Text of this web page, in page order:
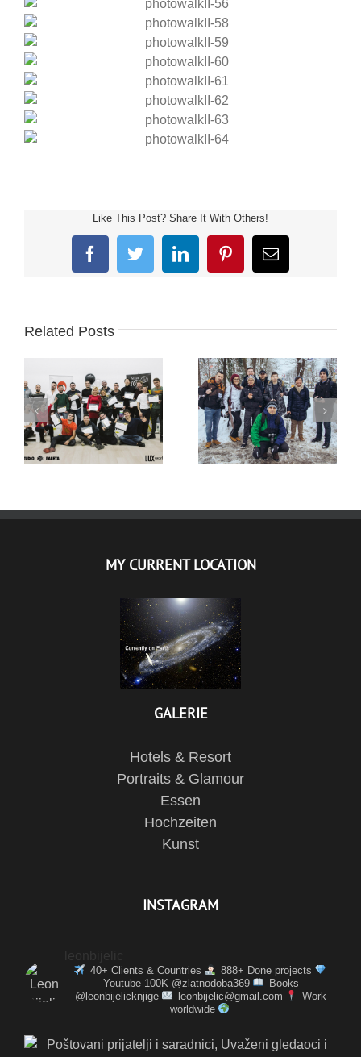
Like This Post? Share It With Others!
FacebookTwitterLinkedInPinterestEmail
Related Posts
LUX WORKSHOPS:
FOTO RADIONICA U
BEOGRADU
KAKO JE BILO NA
FOTO RADIONICI
“ŠKLJOC” –
GALERIJA
MY CURRENT LOCATION
GALERIE
Hotels & Resort
Portraits & Glamour
Essen
Hochzeiten
Kunst
INSTAGRAM
40+ Clients & Countries
888+ Done projects
Youtube 100K @zlatnodoba369
Books
@leonbijelicknjige
leonbijelic@gmail.com
Work
worldwide